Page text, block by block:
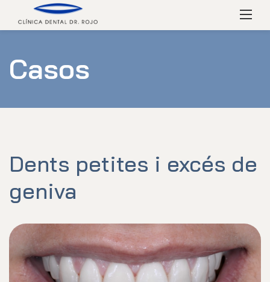
content
Menú
Casos
Dents petites i excés de
geniva